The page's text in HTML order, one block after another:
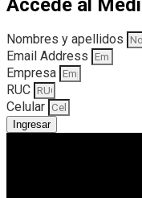
Nombres y apellidos
Email Address
Empresa
RUC
Celular
Ingresar